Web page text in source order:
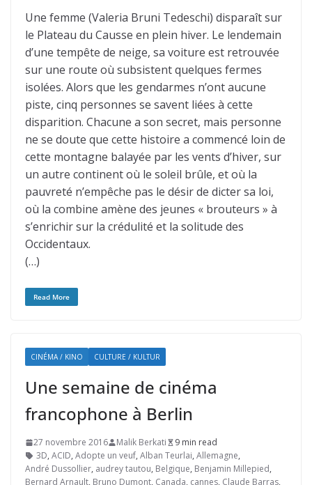
Une femme (Valeria Bruni Tedeschi) disparaît sur
le Plateau du Causse en plein hiver. Le lendemain
d’une tempête de neige, sa voiture est retrouvée
sur une route où subsistent quelques fermes
isolées. Alors que les gendarmes n’ont aucune
piste, cinq personnes se savent liées à cette
disparition. Chacune a son secret, mais personne
ne se doute que cette histoire a commencé loin de
cette montagne balayée par les vents d’hiver, sur
un autre continent où le soleil brûle, et où la
pauvreté n’empêche pas le désir de dicter sa loi,
où la combine amène des jeunes « brouteurs » à
s’enrichir sur la crédulité et la solitude des
Occidentaux.
(…)
Read More
CINÉMA / KINO CULTURE / KULTUR
Une semaine de cinéma
francophone à Berlin
27 novembre 2016 Malik Berkati
9 min read
3D, ACID, Adopte un veuf, Alban Teurlai, Allemagne,
André Dussollier, audrey tautou, Belgique, Benjamin Millepied,
Bernard Arnault, Bruno Dumont, Canada, cannes, Claude Barras,